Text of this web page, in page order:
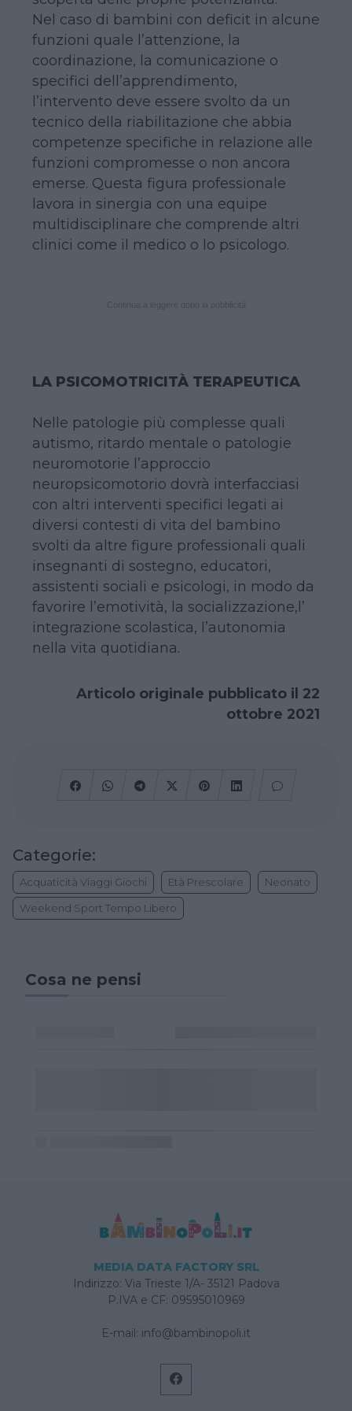
Nel caso di bambini con deficit in alcune
funzioni quale l’attenzione, la
coordinazione, la comunicazione o
specifici dell’apprendimento,
l’intervento deve essere svolto da un
tecnico della riabilitazione che abbia
competenze specifiche in relazione alle
funzioni compromesse o non ancora
emerse. Questa figura professionale
lavora in sinergia con una equipe
multidisciplinare che comprende altri
clinici come il medico o lo psicologo.
LA PSICOMOTRICITÀ TERAPEUTICA
Nelle patologie più complesse quali
autismo, ritardo mentale o patologie
neuromotorie l’approccio
neuropsicomotorio dovrà interfacciasi
con altri interventi specifici legati ai
diversi contesti di vita del bambino
svolti da altre figure professionali quali
insegnanti di sostegno, educatori,
assistenti sociali e psicologi, in modo da
favorire l’emotività, la socializzazione,l’
integrazione scolastica, l’autonomia
nella vita quotidiana.
Articolo originale pubblicato il 22
ottobre 2021
Categorie:
Acquaticità Viaggi Giochi Età Prescolare Neonato
Weekend Sport Tempo Libero
Cosa ne pensi
MEDIA DATA FACTORY SRL
Indirizzo: Via Trieste 1/A- 35121 Padova
P.IVA e CF: 09595010969
E-mail: info@bambinopoli.it